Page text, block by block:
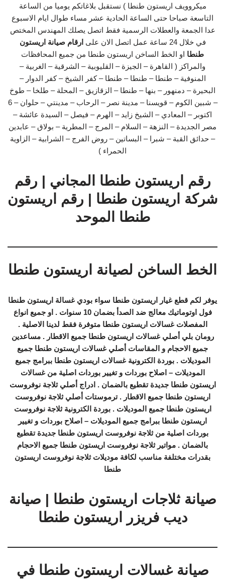
ميكروويف اريستون طنطا ) نستقبل بلاغاتكم يوميا من الساعة
التاسعة صباحا حتى الساعة الحادية عشر مساء طوال ايام الاسبوع
عدا الجمعة والعطلات الرسمية فقط اتصل يصلك المهندس المختص
في خلال 24 ساعة عمل اتصل الان على
ارقام صيانة اريستون
طنطا او الخط الساخن اريستون طنطا من جميع المحافظات
والمراكز ( القاهرة – الجيزة – القليوبية – الشرقية – الغربية –
المنوفية – طنطا – طنطا – طنطا – كفر الشيخ – كفر الدوار –
البحيرة – دمنهور – بنها – طنطا – الزقازيق – المحلة – طلخا – طوخ
– شبين الكوم – قويسنا – مدينة نصر – الرحاب – مدينتي – حلوان – 6
اكتوبر – المعادي – الشيخ زايد – الهرم – فيصل – السيدة عائشة –
مصر الجديدة – النزهة – السلام – المرج – المطرية – بولاق – عابدين
– حدائق القبة – شبرا – البساتين – روض الفرج – الشرابية – الزاوية
الحمراء )
رقم اريستون طنطا المجاني | رقم
شركة اريستون طنطا | رقم اريستون
طنطا الموحد
الخط الساخن لصيانة اريستون طنطا
يوفر لكم قطع غيار اريستون طنطا سواء بودي غسالة اريستون طنطا
فول اوتوماتيك معالج ضد الصدأ بضمان 10 سنوات . او جميع انواع
المفصلات غسالات اريستون طنطا متوفرة فقط لدينا الاصلية .
رومان بلي أصلي غسالات اريستون طنطا جميع الاقطار . مساعدين
جميع الاحجام و المقاسات أصلي غسالات اريستون طنطا جميع
الموديلات . بوردة الكترونية غسالات اريستون طنطا ببرامج جميع
الموديلات – اصلاح بوردات و تغيير بوردات اصلية من غسالات
اريستون طنطا جديدة تقطيع بالضمان . ادراج أصلي ثلاجة نوفروست
اريستون طنطا جميع الاقطار . ترموستات أصلي ثلاجة نوفروست
اريستون طنطا جميع الموديلات . بوردة الكترونية ثلاجة نوفروست
اريستون طنطا ببرامج جميع الموديلات – اصلاح بوردات و تغيير
بوردات اصلية من ثلاجة نوفروست اريستون طنطا جديدة تقطيع
بالضمان . مواتير ثلاجة نوفروست اريستون طنطا جميع الاحجام
بقدرات مختلفة مناسب لكافة موديلات ثلاجة نوفروست اريستون
طنطا
صيانة ثلاجات اريستون طنطا | صيانة
ديب فريزر اريستون طنطا
صيانة غسالات اريستون طنطا في